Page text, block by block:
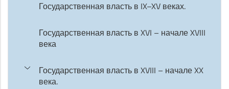
Государственная власть в IX–XV веках.
Государственная власть в XVI – начале XVIII
века
Государственная власть в XVIII – начале XX
века.